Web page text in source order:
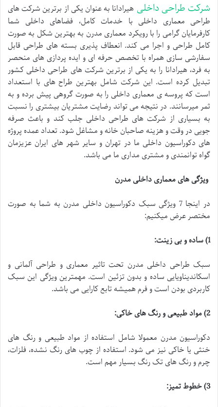
شرکت طراحی داخلی هیرادانا به عنوان یکی از برترین شرکت های
طراحی معماری داخلی با خدمات کامل، فضاهای داخلی شما
کارفرمایان گرامی را با رویکرد معماری مدرن به بهترین شکل به صورت
کامل طراحی و اجرا می کند. انعطاف پذیری بسته های طراحی قابل
سفارشی سازی همراه با تخصص حرفه ای و ایده پردازی های منحصر
به فرد، هیرادانا را به یکی از برترین شرکت های طراحی داخلی کشور
تبدیل کرده است. این شرکت شامل بهترین طراح های با استعداد
است که پروسه ی معماری داخلی را به صورت گروهی پیش برده و به
ثمر میرسانند. در نتیجه می تواند رضایت مشتریان بیشتری را نسبت
به بسیاری از شرکت های طراحی داخلی جلب کند و باعث صرفه
جویی در وقت و هزینه صاحبان خانه و مشاغل شود. تعداد عمده پروژه
های دکوراسیون داخلی ما در تهران و سایر شهر های ایران عزیزمان
گواه توانمندی و مشتری مداری ما می باشد.
ویژگی های معماری داخلی مدرن
در اینجا 7 ویژگی سبک دکوراسیون داخلی مدرن به شما به صورت
مختصر عرض میکنیم:
1) ساده و بی زینت:
سبک طراحی داخلی مدرن تحت تاثیر معماری و طراحی آلمانی و
اسکاندیناویایی ساده و بدون تزئین است. مهمترین ویژگی این سبک
کاربردی بودن است و فرم همیشه تابع کارایی می باشد.
2) مواد طبیعی و رنگ های خاکی:
دکوراسیون مدرن معمولا شامل استفاده از مواد طبیعی و رنگ های
خنثی یا خاکی نیز می شود. استفاده از چوب های رنگ نشده، فلزات،
چرم و رنگ های تک رنگ بسیار مهم است.
3) خطوط تمیز: